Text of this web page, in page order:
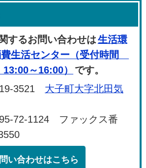
するお問い合わせは生活環
生活センター（受付時間
～16:00）
です。
3521 大子町大字北田気
72-1124 ファックス番
い合わせはこちら